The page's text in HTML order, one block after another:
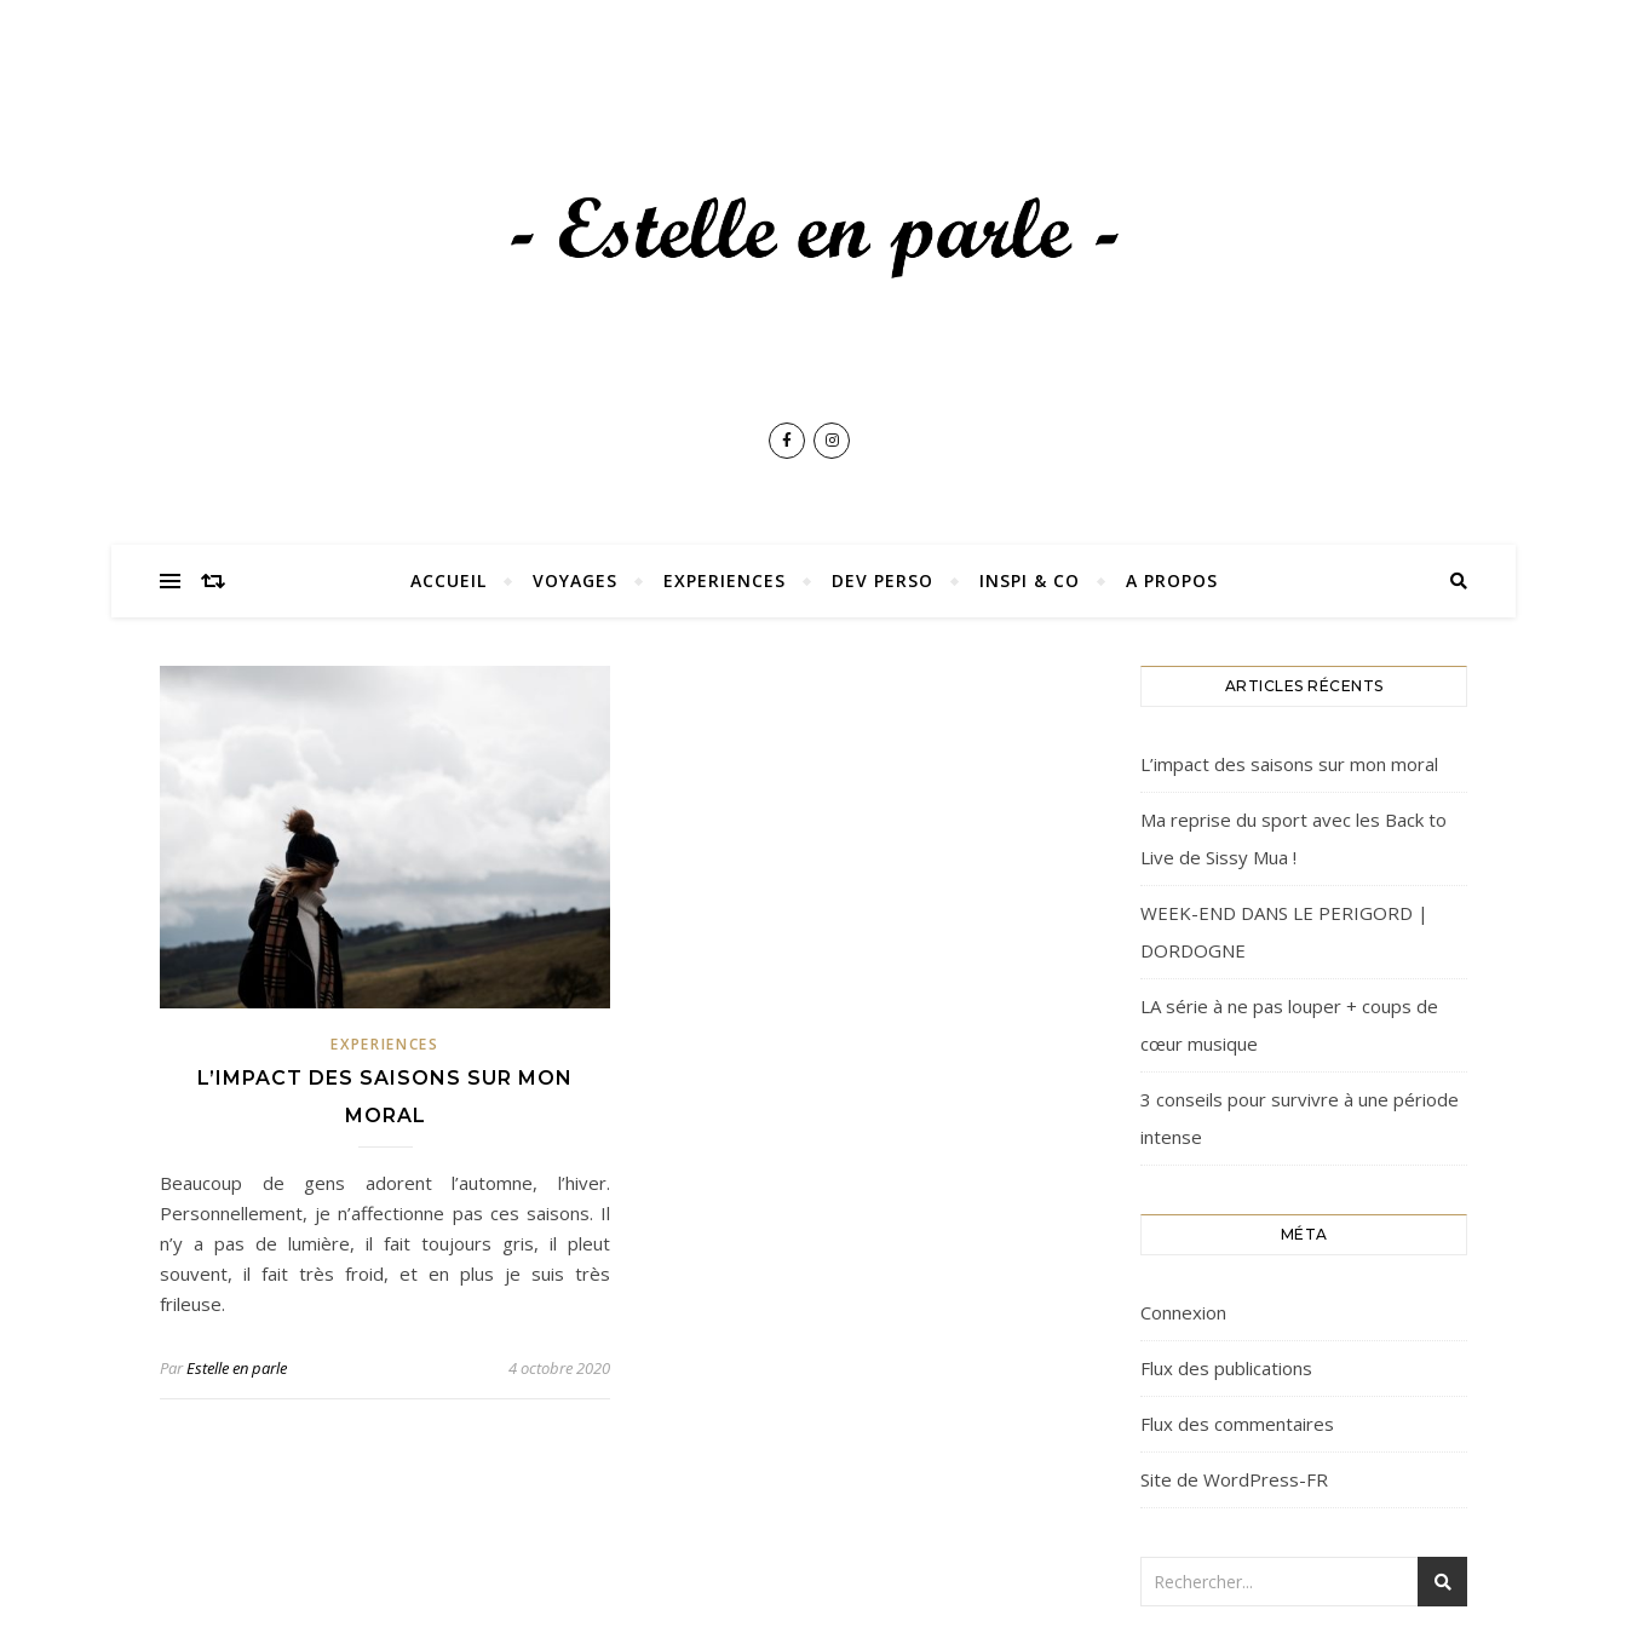
ACCUEIL VOYAGES EXPERIENCES DEV PERSO INSPI & CO A PROPOS
EXPERIENCES
L’IMPACT DES SAISONS SUR MON
MORAL
Beaucoup de gens adorent l’automne, l’hiver.
Personnellement, je n’affectionne pas ces saisons. Il
n’y a pas de lumière, il fait toujours gris, il pleut
souvent, il fait très froid, et en plus je suis très
frileuse.
ParEstelle en parle 4 octobre 2020
ARTICLES RÉCENTS
L’impact des saisons sur mon moral
Ma reprise du sport avec les Back to
Live de Sissy Mua !
WEEK-END DANS LE PERIGORD |
DORDOGNE
LA série à ne pas louper + coups de
cœur musique
3 conseils pour survivre à une période
intense
MÉTA
Connexion
Flux des publications
Flux des commentaires
Site de WordPress-FR